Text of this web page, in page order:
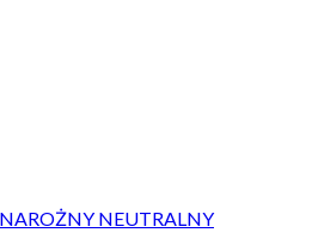
NAROŻNY NEUTRALNY